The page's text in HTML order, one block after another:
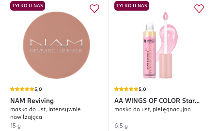
TYLKO U NAS
5,0
NAM Reviving
maska do ust, intensywnie
nawilżająca
15 g
TYLKO U NAS
5,0
AA WINGS OF COLOR Star
Secrets
maska do ust, pielęgnacyjna
6,5 g